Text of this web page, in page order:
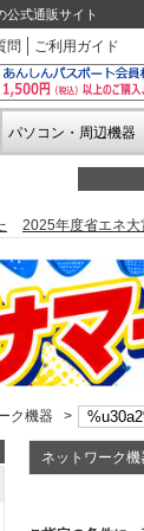
公式通販サイト
問 ご利用ガイド
パソコン・周辺機器
2025年度省エネ大
ク機器 >
ネットワーク機